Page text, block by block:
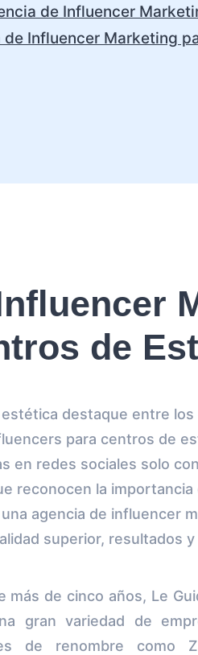
de Influencer
Influencer Marketing
de
destaque entre
para centros de
en redes sociales solo
reconocen la
agencia de influencer
superior, resultados
más de cinco años, Le
gran variedad de
de renombre como